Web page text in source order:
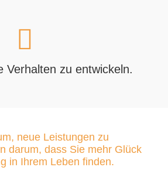
Verhalten zu entwickeln.
neue Leistungen zu
darum, dass Sie mehr Glück
in Ihrem Leben finden.